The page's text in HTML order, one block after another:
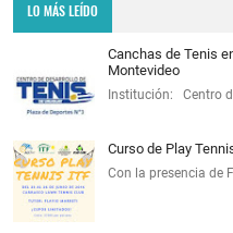
LO MÁS LEÍDO
Canchas de Tenis
Montevideo
Institución: Centro
Curso de Play
Con la presencia de